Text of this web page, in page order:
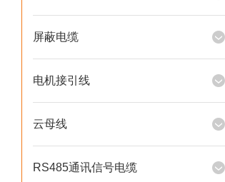
屏蔽电缆
电机接引线
云母线
RS485通讯信号电缆